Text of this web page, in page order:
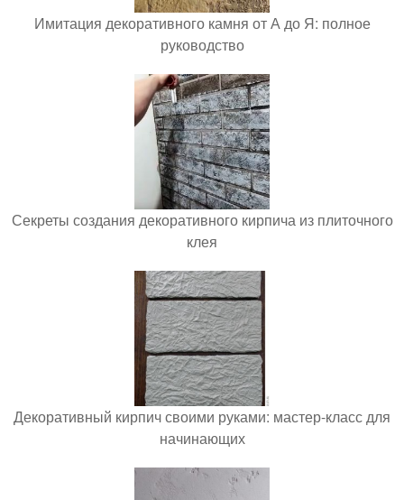
Имитация декоративного камня от А до Я: полное
руководство
Секреты создания декоративного кирпича из плиточного
клея
Декоративный кирпич своими руками: мастер-класс для
начинающих